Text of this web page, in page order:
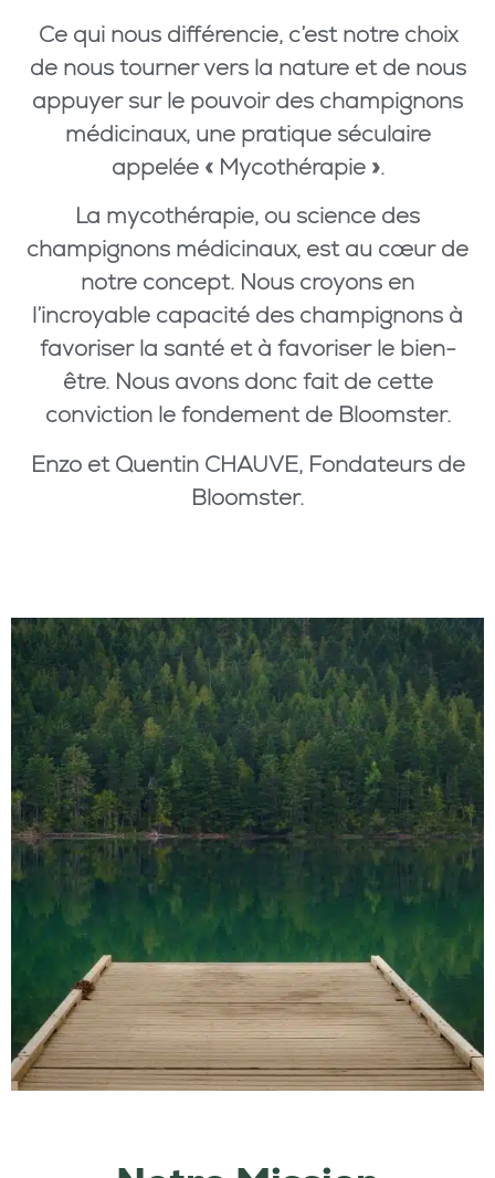
Ce qui nous différencie, c’est notre choix
de nous tourner vers la nature et de nous
appuyer sur le pouvoir des champignons
médicinaux, une pratique séculaire
appelée « Mycothérapie ».
La mycothérapie, ou science des
champignons médicinaux, est au cœur de
notre concept. Nous croyons en
l’incroyable capacité des champignons à
favoriser la santé et à favoriser le bien-
être. Nous avons donc fait de cette
conviction le fondement de Bloomster.
Enzo et Quentin CHAUVE, Fondateurs de
Bloomster.